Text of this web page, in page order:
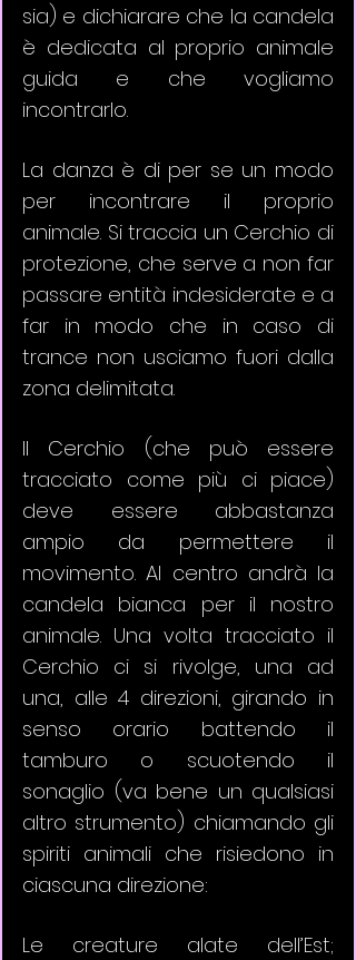
sia) e dichiarare che la candela
è dedicata al proprio animale
guida e che vogliamo
incontrarlo.
La danza è di per se un modo
per incontrare il proprio
animale. Si traccia un Cerchio di
protezione, che serve a non far
passare entità indesiderate e a
far in modo che in caso di
trance non usciamo fuori dalla
zona delimitata.
Il Cerchio (che può essere
tracciato come più ci piace)
deve essere abbastanza
ampio da permettere il
movimento. Al centro andrà la
candela bianca per il nostro
animale. Una volta tracciato il
Cerchio ci si rivolge, una ad
una, alle 4 direzioni, girando in
senso orario battendo il
tamburo o scuotendo il
sonaglio (va bene un qualsiasi
altro strumento) chiamando gli
spiriti animali che risiedono in
ciascuna direzione:
Le creature alate dell’Est;